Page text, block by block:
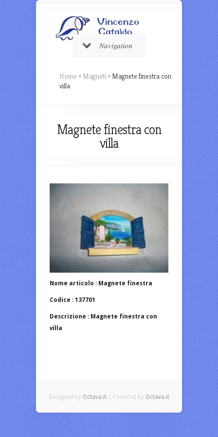
Navigation
Home » Magneti » Magnete finestra con
villa
Magnete finestra con
villa
Nome articolo : Magnete finestra
Codice : 137701
Descrizione : Magnete finestra con
villa
Designed by Octava.it| Powered by Octava.it